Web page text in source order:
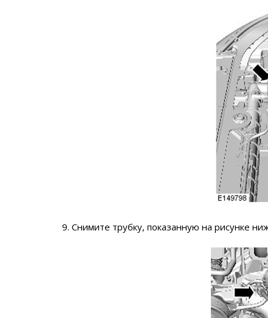
9. Снимите трубку, показанную на рисунке